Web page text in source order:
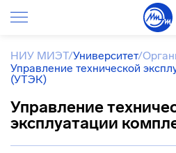
НИУ МИЭТ/Университет/
Управление технической
(УТЭК)
Управление
эксплуатации